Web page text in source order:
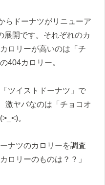
らドーナツがリニューア
展開です。それぞれのカ
ロリーが高いのは「チ
404カロリー。
ツイストドーナツ」で
激ヤバなのは「チョコオ
。
ナツのカロリーを調査
ロリーのものは？？」